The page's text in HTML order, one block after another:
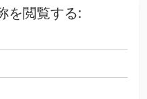
を閲覧する: